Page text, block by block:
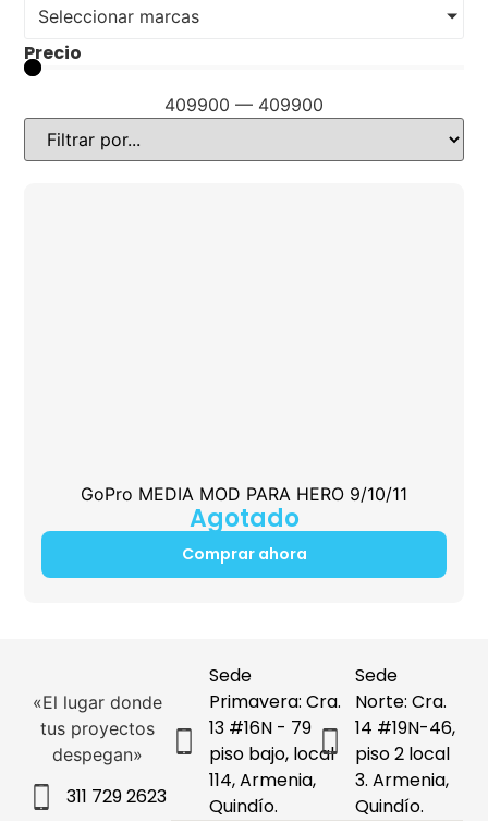
Seleccionar marcas
Precio
409900 — 409900
GoPro MEDIA MOD PARA HERO 9/10/11
Agotado
Comprar ahora
«El lugar donde
tus proyectos
despegan»
311 729 2623
Sede
Primavera: Cra.
13 #16N - 79
piso bajo, local
114, Armenia,
Quindío.
Sede
Norte: Cra.
14 #19N-46,
piso 2 local
3. Armenia,
Quindío.